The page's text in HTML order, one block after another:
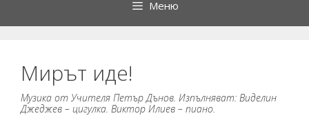
Меню
Мирът иде!
Музика от Учителя Петър Дънов. Изпълняват: Виделин
Джеджев – цигулка. Виктор Илиев – пиано.